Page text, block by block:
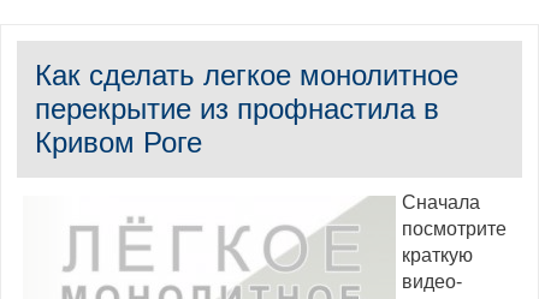
Как сделать легкое монолитное
перекрытие из профнастила в
Кривом Роге
Сначала
посмотрите
краткую
видео-